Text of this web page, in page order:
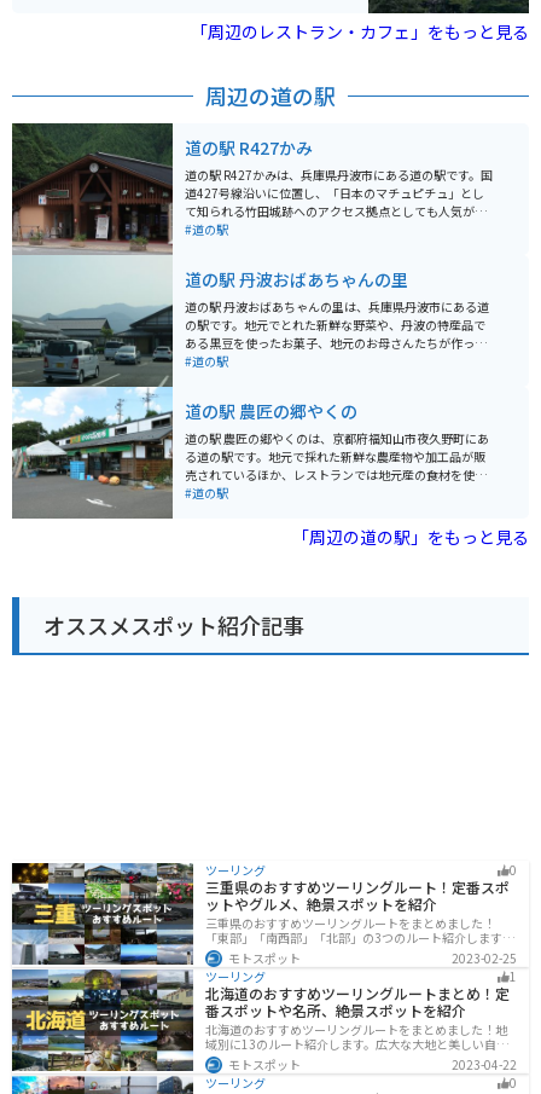
「周辺のレストラン・カフェ」をもっと見る
周辺の道の駅
道の駅 R427かみ
道の駅 R427かみは、兵庫県丹波市にある道の駅です。国
道427号線沿いに位置し、「日本のマチュピチュ」とし
て知られる竹田城跡へのアクセス拠点としても人気があ
ります。 地元の新鮮な野菜や特産品を販売する直売所が
理を楽しむことができ、中でも、猪肉や鹿肉を使ったジ
ビエ料理はおすすめです。 バイクでのツーリングにも最
適な場所で、道の駅には広い駐車場が完備されていま
す。周辺には、竹田城跡のほかにも、立雲峡や円山川な
ど、風光明媚な観光スポットが点在しており、ツーリン
きる場所です。
#道の駅
道の駅 丹波おばあちゃんの里
道の駅 丹波おばあちゃんの里は、兵庫県丹波市にある道
の駅です。地元でとれた新鮮な野菜や、丹波の特産品で
ある黒豆を使ったお菓子、地元のお母さんたちが作った
美味しいお弁当などが販売されています。 バイクで行く
なエリアです。周辺には、丹波焼で有名な立杭焼の里
や、秋の紅葉が美しい高源寺など、観光スポットもたく
さんあります。 丹波おばあちゃんの里の名物は、なんと
いっても地元のお母さんたちが作る手作り弁当です。地
元の食材をふんだんに使った、どこか懐かしい味わいが
#道の駅
道の駅 農匠の郷やくの
道の駅 農匠の郷やくのは、京都府福知山市夜久野町にあ
る道の駅です。地元で採れた新鮮な農産物や加工品が販
売されているほか、レストランでは地元産の食材を使っ
た料理が楽しめます。 バイクで訪れる際は、道の駅に隣
また、道の駅周辺には、夜久野高原や福知山城など、観
光スポットも点在しています。 農匠の郷やくのがある夜
されています。
#道の駅
「周辺の道の駅」をもっと見る
オススメスポット紹介記事
ツーリング 0
三重県のおすすめツーリングルート！定番スポ
ットやグルメ、絶景スポットを紹介
三重県のおすすめツーリングルートをまとめました！
「東部」「南西部」「北部」の3つのルート紹介します。
標高の高いスカイラインからリアス式海岸まであるの
で、飽きることなくツーリングを堪能できます。バイク
で三重県にツーリングに行く際は参考にしてください。
モトスポット
2023-02-25
ツーリング
1
北海道のおすすめツーリングルートまとめ！定
番スポットや名所、絶景スポットを紹介
北海道のおすすめツーリングルートをまとめました！地
域別に13のルート紹介します。広大な大地と美しい自然
が広がり、四季折々の魅力を楽しめる観光スポットが数
多くあります。バイクで北海道にツーリングに行く際は
参考にしてください。
モトスポット
2023-04-22
ツーリング
0